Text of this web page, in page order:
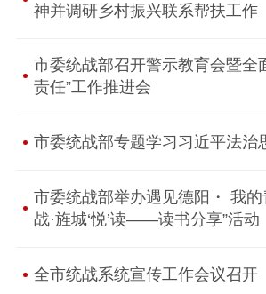
神并调研乡村振兴联系帮扶工作
市委统战部召开警示教育会暨全
责任”工作推进会
市委统战部专题学习习近平法治
市委统战部举办遇见德阳・ 我的
战·旌城‘悦’读——读书分享”活动
全市统战系统宣传工作会议召开